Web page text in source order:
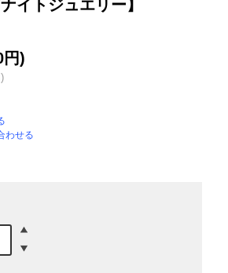
イトジュエリー】
円)
わせる